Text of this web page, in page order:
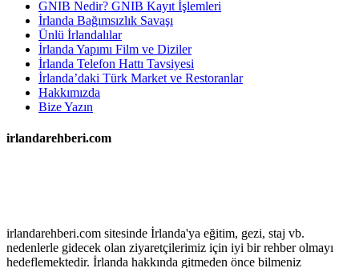
GNIB Nedir? GNIB Kayıt İşlemleri
İrlanda Bağımsızlık Savaşı
Ünlü İrlandalılar
İrlanda Yapımı Film ve Diziler
İrlanda Telefon Hattı Tavsiyesi
İrlanda’daki Türk Market ve Restoranlar
Hakkımızda
Bize Yazın
irlandarehberi.com
irlandarehberi.com sitesinde İrlanda'ya eğitim, gezi, staj vb.
nedenlerle gidecek olan ziyaretçilerimiz için iyi bir rehber olmayı
hedeflemektedir. İrlanda hakkında gitmeden önce bilmeniz